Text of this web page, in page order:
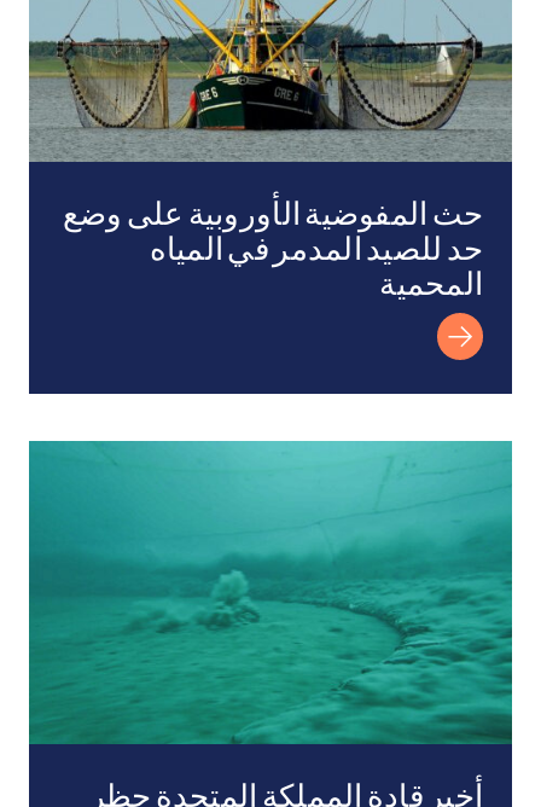
حث المفوضية الأوروبية على وضع
حد للصيد المدمر في المياه
المحمية
أخبر قادة المملكة المتحدة حظر الصيد بشباك الجر على
أخبر قادة المملكة المتحدة حظر